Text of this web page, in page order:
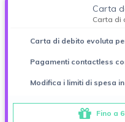
Carta
Carta di
Carta di debito evoluta
Pagamenti contactless
Modifica i limiti di spesa
Fino a